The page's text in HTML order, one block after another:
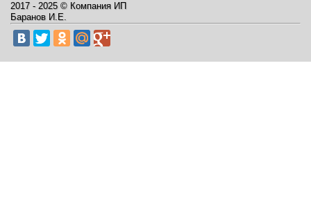
2017 - 2025 © Компания ИП
Баранов И.Е.